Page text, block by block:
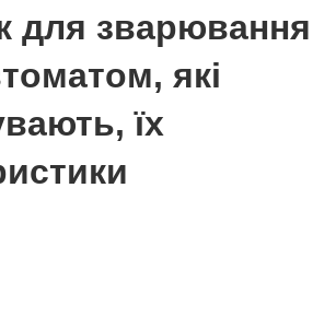
для зварювання
які
їх